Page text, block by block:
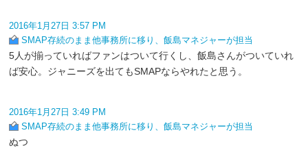
2016年1月27日 3:57 PM
SMAP存続のまま他事務所に移り、飯島マネジャーが担当
5人が揃っていればファンはついて行くし、飯島さんがついていれ
ば安心。ジャニーズを出てもSMAPならやれたと思う。
2016年1月27日 3:49 PM
SMAP存続のまま他事務所に移り、飯島マネジャーが担当
ぬつ